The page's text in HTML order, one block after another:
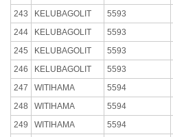
243
KELUBAGOLIT 5593
244
KELUBAGOLIT 5593
245
KELUBAGOLIT 5593
246
KELUBAGOLIT 5593
247
WITIHAMA 5594
248
WITIHAMA 5594
249
WITIHAMA 5594